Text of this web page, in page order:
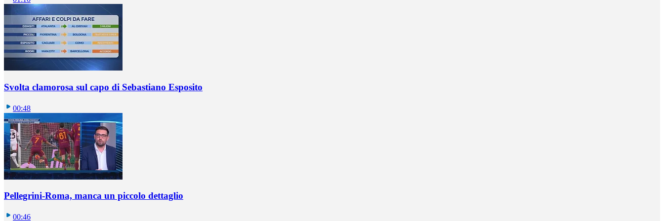
Svolta clamorosa sul capo di Sebastiano Esposito
00:48
Pellegrini-Roma, manca un piccolo dettaglio
00:46